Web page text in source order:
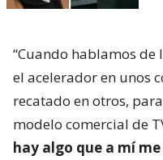
“Cuando hablamos
el acelerador en unos
recatado en otros,
modelo comercial de
hay algo que a mí